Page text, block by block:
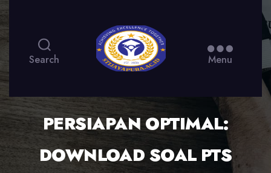
Search Menu
PERSIAPAN OPTIMAL:
DOWNLOAD SOAL PTS